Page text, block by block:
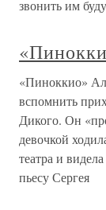
звонить им
«Пиноккио»
вспомнить
Дикого. Он
девочкой
театра и
пьесу Сергея